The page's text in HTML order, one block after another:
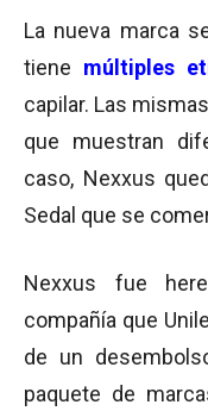
La nueva marca
tiene múltiples
capilar. Las
que muestran
caso, Nexxus
Sedal que se
Nexxus fue
compañía que
de un
paquete de